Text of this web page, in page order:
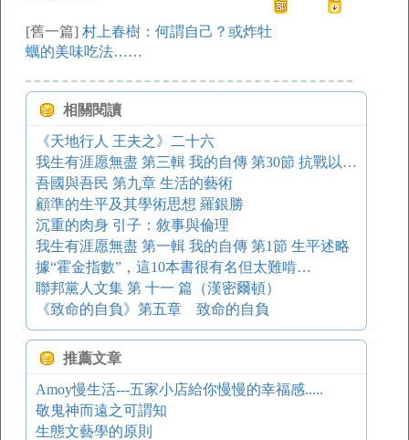
[舊一篇] 村上春樹：何謂自己？或炸牡
蠣的美味吃法……
相關閱讀
《天地行人 王夫之》二十六
我生有涯愿無盡 第三輯 我的自傳 第30節 抗戰以來自述（1）
吾國與吾民 第九章 生活的藝術
顧準的生平及其學術思想 羅銀勝
沉重的肉身 引子：敘事與倫理
我生有涯愿無盡 第一輯 我的自傳 第1節 生平述略
據“霍金指數”，這10本書很有名但太難啃…
聯邦黨人文集 第 十一 篇（漢密爾頓）
《致命的自負》第五章 致命的自負
推薦文章
Amoy慢生活---五家小店給你慢慢的幸福感.....
敬鬼神而遠之可謂知
生態文藝學的原則